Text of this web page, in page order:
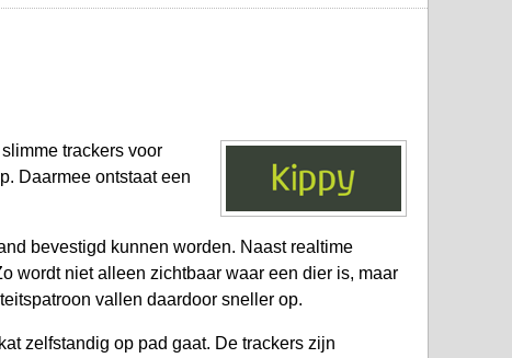
trackers voor
Daarmee ontstaat een
bevestigd kunnen worden. Naast realtime
wordt niet alleen zichtbaar waar een dier is, maar
vallen daardoor sneller op.
zelfstandig op pad gaat. De trackers zijn